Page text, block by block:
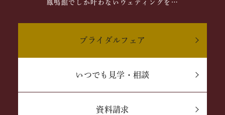
鳳鳴館でしか叶わないウェディングを…
ブライダルフェア
いつでも見学・相談
資料請求